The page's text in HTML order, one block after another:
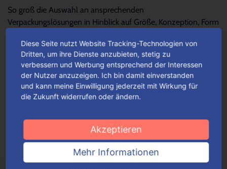
So groß die Auswahl an ansprechenden
Verpackungslösungen in Hinblick auf Größe, Konzeption, Form
Für jeden Anlass Verpackungen
wunschgemäß konfigurieren
Je nach Verpackungstyp kannst du ganz einfach deine
Mehr lesen
Diese Seite nutzt Website Tracking-Technologien von
Dritten, um ihre Dienste anzubieten, stetig zu
verbessern und Werbung entsprechend der Interessen
der Nutzer anzuzeigen. Ich bin damit einverstanden
und kann meine Einwilligung jederzeit mit Wirkung für
die Zukunft widerrufen oder ändern.
Akzeptieren
Mehr Informationen